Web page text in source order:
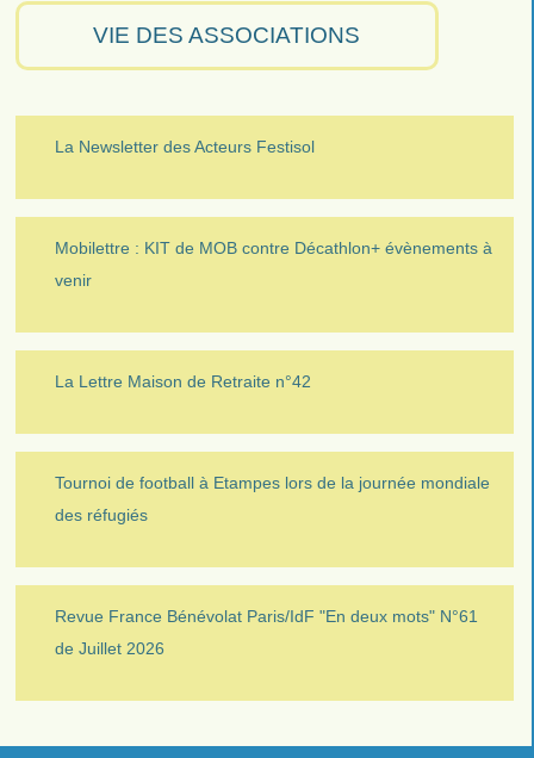
VIE DES ASSOCIATIONS
La Newsletter des Acteurs Festisol
Mobilettre : KIT de MOB contre Décathlon+ évènements à
venir
La Lettre Maison de Retraite n°42
Tournoi de football à Etampes lors de la journée mondiale
des réfugiés
Revue France Bénévolat Paris/IdF "En deux mots" N°61
de Juillet 2026